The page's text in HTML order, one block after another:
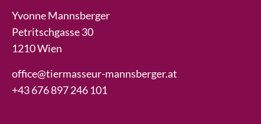
Yvonne Mannsberger
Petritschgasse 30
1210 Wien
office@tiermasseur-mannsberger.at
+43 676 897 246 101